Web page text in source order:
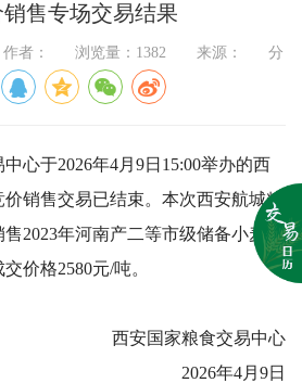
售专场交易结果
作者： 浏览量：1382 来源： 分
心于2026年4月9日15:00举办的西
销售交易已结束。本次西安航城粮
2023年河南产二等市级储备小麦
价格2580元/吨。
西安国家粮食交易中心
2026年4月9日